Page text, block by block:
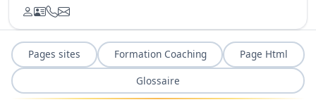
Pages sites Formation Coaching
Page Html
Glossaire